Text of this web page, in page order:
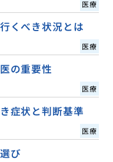
医療
くべき状況とは
医療
の重要性
医療
症状と判断基準
医療
び